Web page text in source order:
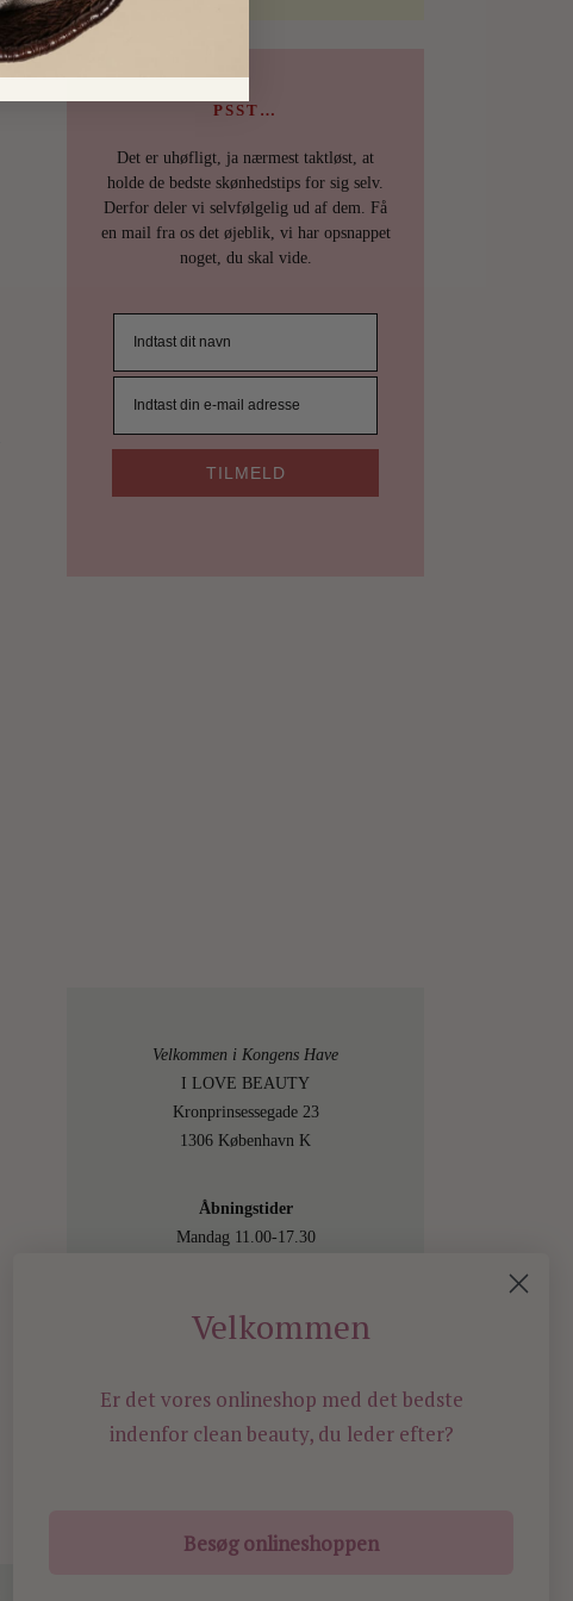
PSST…
Det er uhøfligt, ja nærmest taktløst, at
holde de bedste skønhedstips for sig selv.
Derfor deler vi selvfølgelig ud af dem. Få
en mail fra os det øjeblik, vi har opsnappet
noget, du skal vide.
TILMELD
Velkommen i Kongens Have
I LOVE BEAUTY
Kronprinsessegade 23
1306 København K
Åbningstider
Mandag 11.00-17.30
Torsdag 11.00-17.30
Besøg os også online på
shop.ilovebeauty.dk
Velkommen
Er det vores onlineshop med det bedste
indenfor clean beauty, du leder efter?
Besøg onlineshoppen